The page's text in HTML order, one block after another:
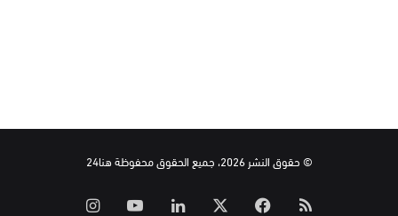
© حقوق النشر 2026، جميع الحقوق محفوظة هنا24
ملخص فيسبوك لينكدإن ‫YouTube